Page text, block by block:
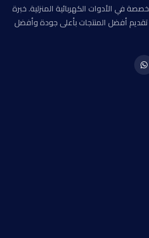
في الأدوات الكهربائية المنزلية. خبرة
عاماً في تقديم أفضل المنتجات بأعلى جودة وأفضل